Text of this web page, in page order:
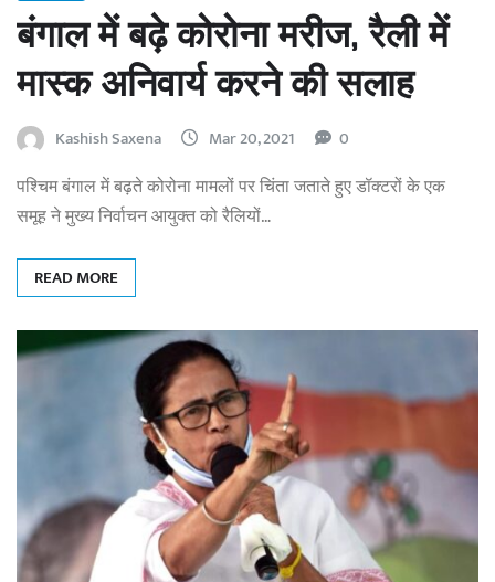
बंगाल में बढ़े कोरोना मरीज, रैली में
मास्क अनिवार्य करने की सलाह
Kashish Saxena Mar 20, 2021 0
पश्चिम बंगाल में बढ़ते कोरोना मामलों पर चिंता जताते हुए डॉक्टरों के एक
समूह ने मुख्य निर्वाचन आयुक्त को रैलियों…
READ MORE